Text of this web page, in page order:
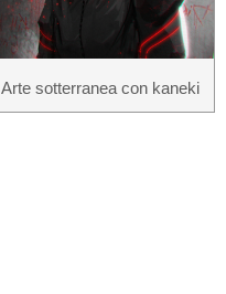
Arte sotterranea con kaneki